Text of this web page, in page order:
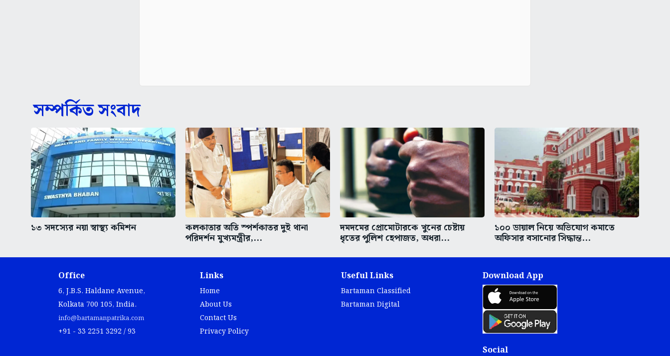
সম্পর্কিত সংবাদ
১৩ সদস্যের নয়া স্বাস্থ্য কমিশন কলকাতার অতি স্পর্শকাতর দুই থানা
পরিদর্শন মুখ্যমন্ত্রীর,...
দমদমের প্রোমোটারকে খুনের চেষ্টায়
ধৃতের পুলিশ হেপাজত, অধরা...
১০০ ডায়াল নিয়ে অভিযোগ কমাতে
অফিসার বসানোর সিদ্ধান্ত...
Office
6, J.B.S. Haldane Avenue,
Kolkata 700 105, India.
info@bartamanpatrika.com
+91 - 33 2251 3292 / 93
Links
Home
About Us
Contact Us
Privacy Policy
Useful Links
Bartaman Classified
Bartaman Digital
Download App
Social